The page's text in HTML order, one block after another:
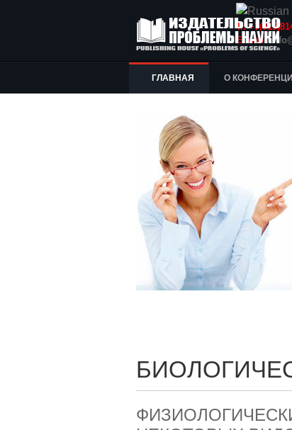
Т.:
E-mail:
ГЛАВНАЯ О